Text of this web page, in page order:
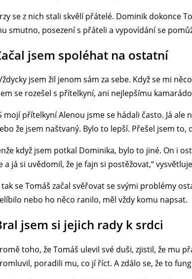
se z nich stali skvělí přátelé. Dominik dokonce
smutno, posezení s přáteli a vypovídání se
jsem spoléhat na ostatní
jsem žil jenom sám za sebe. Když se mi
se rozešel s přítelkyní, ani nejlepšímu
mojí přítelkyní Alenou jsme se hádali často. Já
že jsem naštvaný. Bylo to lepší. Přešel jsem
když jsem potkal Dominika, bylo to jiné. On i
a já si uvědomil, že je fajn si postěžovat,“
tak se Tomáš začal svěřovat se svými problémy
nebo ho něco ranilo, měl vždy komu napsat.
jsem si jejich rady k srdci
toho, že Tomáš ulevil své duši, zjistil, že mu
poradili mu, co jí říct. A zdálo se, že to